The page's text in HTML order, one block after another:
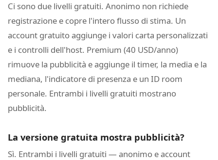
Ci sono due livelli gratuiti. Anonimo non richiede
registrazione e copre l'intero flusso di stima. Un
account gratuito aggiunge i valori carta personalizzati
e i controlli dell'host. Premium (40 USD/anno)
rimuove la pubblicità e aggiunge il timer, la media e la
mediana, l'indicatore di presenza e un ID room
personale. Entrambi i livelli gratuiti mostrano
pubblicità.
La versione gratuita mostra pubblicità?
Sì. Entrambi i livelli gratuiti — anonimo e account